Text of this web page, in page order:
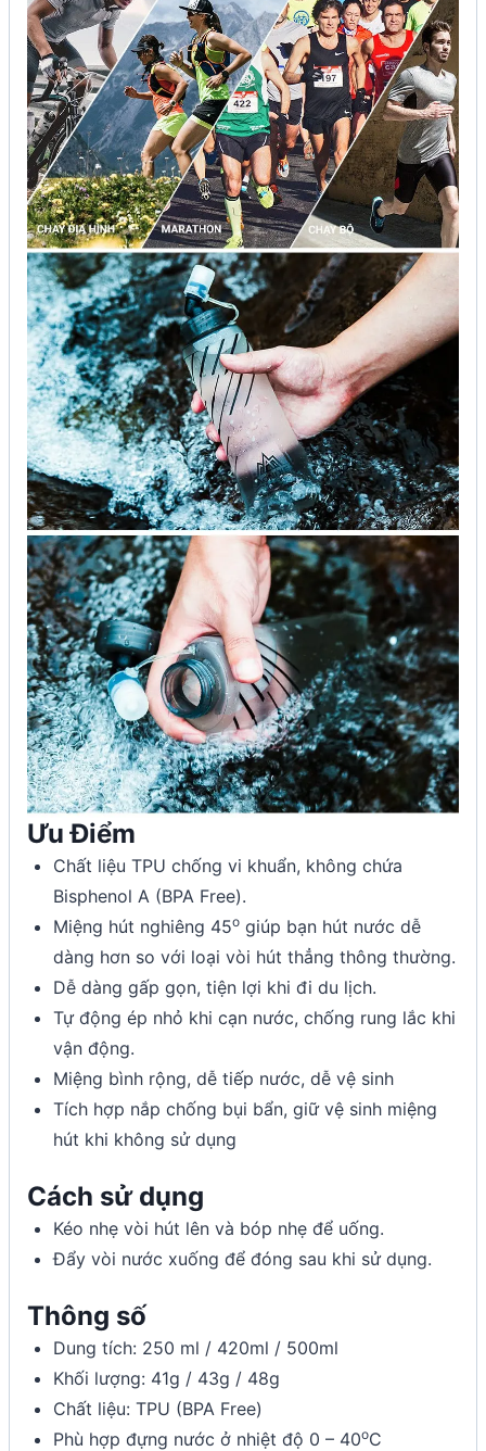
Ưu Điểm
Chất liệu TPU chống vi khuẩn, không chứa
Bisphenol A (BPA Free).
Miệng hút nghiêng 45o giúp bạn hút nước dễ
dàng hơn so với loại vòi hút thẳng thông thường.
Dễ dàng gấp gọn, tiện lợi khi đi du lịch.
Tự động ép nhỏ khi cạn nước, chống rung lắc khi
vận động.
Miệng bình rộng, dễ tiếp nước, dễ vệ sinh
Tích hợp nắp chống bụi bẩn, giữ vệ sinh miệng
hút khi không sử dụng
Cách sử dụng
Kéo nhẹ vòi hút lên và bóp nhẹ để uống.
Đẩy vòi nước xuống để đóng sau khi sử dụng.
Thông số
Dung tích: 250 ml / 420ml / 500ml
Khối lượng: 41g / 43g / 48g
Chất liệu: TPU (BPA Free)
Phù hợp đựng nước ở nhiệt độ 0 – 40oC